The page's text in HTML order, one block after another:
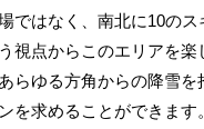
ではなく、南北に10のス
視点からこのエリアを楽
らゆる方角からの降雪を
を求めることができます